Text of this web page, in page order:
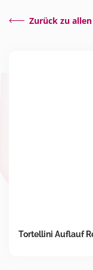
Zurück zu
Tortellini Auflauf